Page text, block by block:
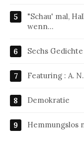
"Schau' mal,
wenn…
Sechs
Featuring : A.
Demokratie
Hemmungslos